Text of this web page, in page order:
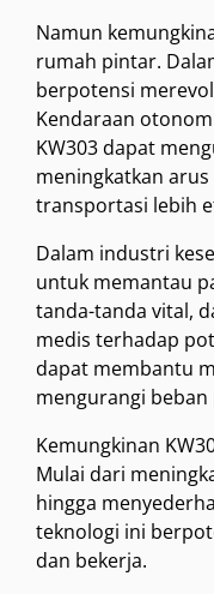
Namun
rumah pintar.
berpotensi
Kendaraan
KW303 dapat
meningkatkan
transportasi lebih
Dalam industri
untuk memantau
tanda-tanda vital,
medis terhadap
dapat membantu
mengurangi beban
Kemungkinan
Mulai dari
hingga
teknologi ini
dan bekerja.